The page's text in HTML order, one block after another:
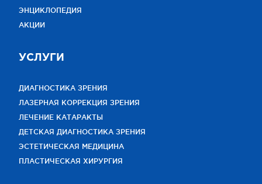
ЭНЦИКЛОПЕДИЯ
АКЦИИ
УСЛУГИ
ДИАГНОСТИКА ЗРЕНИЯ
ЛАЗЕРНАЯ КОРРЕКЦИЯ ЗРЕНИЯ
ЛЕЧЕНИЕ КАТАРАКТЫ
ДЕТСКАЯ ДИАГНОСТИКА ЗРЕНИЯ
ЭСТЕТИЧЕСКАЯ МЕДИЦИНА
ПЛАСТИЧЕСКАЯ ХИРУРГИЯ